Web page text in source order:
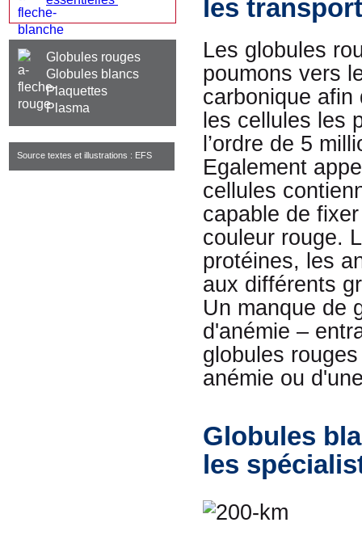
Globules rouges
Globules blancs
Plaquettes
Plasma
Source textes et illustrations : EFS
les
Les globules
poumons vers
carbonique afin
les cellules les
l’ordre de 5
Egalement
cellules
capable de
couleur rouge.
protéines, les
aux différents
Un manque de
d'anémie –
globules
anémie ou
Globules
les